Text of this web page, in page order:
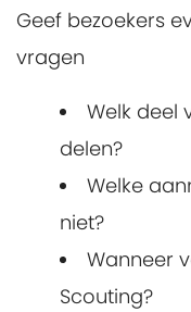
Geef bezoekers
vragen
Welk deel
delen?
Welke
niet?
Wanneer
Scouting?